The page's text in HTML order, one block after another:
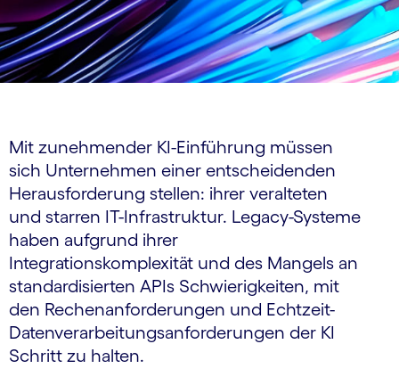
Mit zunehmender KI-Einführung müssen
sich Unternehmen einer entscheidenden
Herausforderung stellen: ihrer veralteten
und starren IT-Infrastruktur. Legacy-Systeme
haben aufgrund ihrer
Integrationskomplexität und des Mangels an
standardisierten APIs Schwierigkeiten, mit
den Rechenanforderungen und Echtzeit-
Daten­verarbeitungs­anforderungen der KI
Schritt zu halten.